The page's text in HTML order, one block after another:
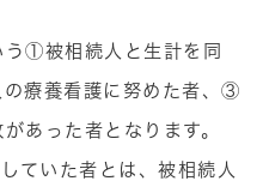
①被相続人と生計を同
療養看護に努めた者、③
あった者となります。
ていた者とは、被相続人